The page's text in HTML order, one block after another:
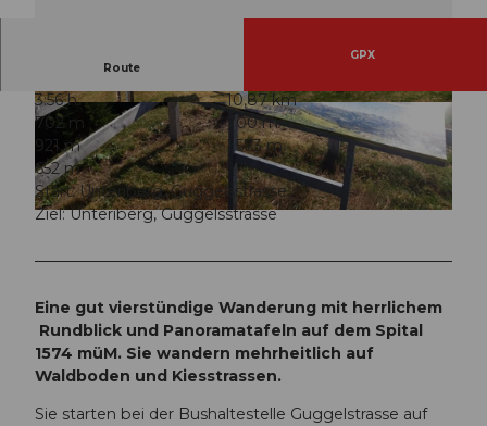
© Ybrig Tourismus
© Ybrig Tourismus © Ybrig Tourismus
Route
GPX
3:56 h
10,87 km
702 m
700 m
921 m
1.573 m
652 m
Start: Unteriberg, Guggelsstrasse
Ziel: Unteriberg, Guggelsstrasse
Eine gut vierstündige Wanderung mit herrlichem
Rundblick und Panoramatafeln auf dem Spital
1574 müM. Sie wandern mehrheitlich auf
Waldboden und Kiesstrassen.
Sie starten bei der Bushaltestelle Guggelstrasse auf